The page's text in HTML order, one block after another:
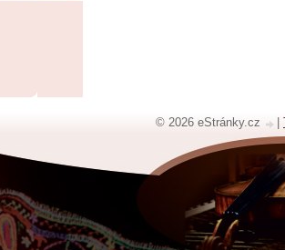
© 2026 eStránky.cz